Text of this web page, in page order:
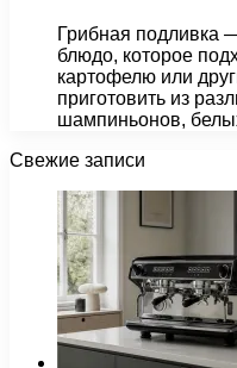
Грибная подливка
блюдо, которое
картофелю или
приготовить из
шампиньонов,
Свежие записи